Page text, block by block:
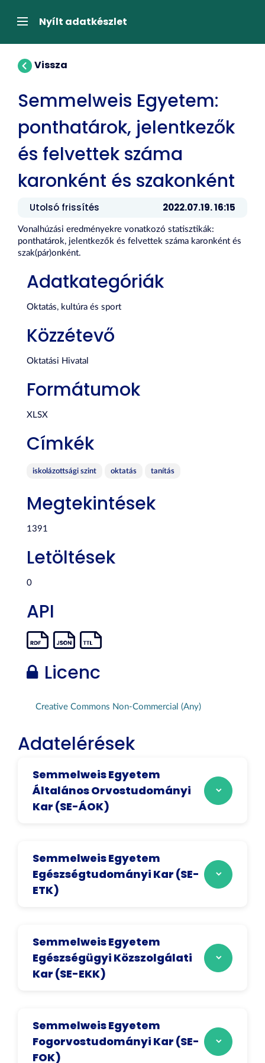
átugrásaNavigációNyílt adatkészlet
Vissza
Semmelweis Egyetem:
ponthatárok, jelentkezők
és felvettek száma
karonként és szakonként
Utolsó frissítés 2022.07.19. 16:15
Vonalhúzási eredményekre vonatkozó statisztikák:
ponthatárok, jelentkezők és felvettek száma karonként és
szak(pár)onként.
Adatkategóriák
Oktatás, kultúra és sport
Közzétevő
Oktatási Hivatal
Formátumok
XLSX
Címkék
iskolázottsági szint oktatás tanítás
Megtekintések
1391
Letöltések
0
API
Licenc
Creative Commons Non-Commercial (Any)
Adatelérések
Semmelweis Egyetem
Általános Orvostudományi
Kar (SE-ÁOK)
Semmelweis Egyetem
Egészségtudományi Kar (SE-
ETK)
Semmelweis Egyetem
Egészségügyi Közszolgálati
Kar (SE-EKK)
Semmelweis Egyetem
Fogorvostudományi Kar (SE-
FOK)